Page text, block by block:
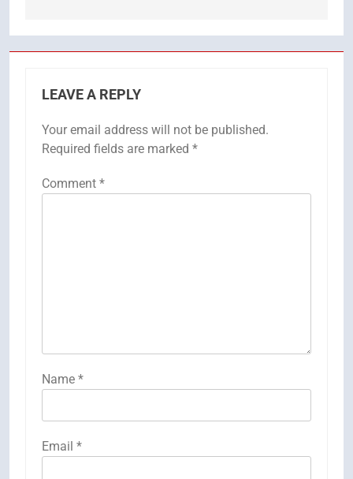
LEAVE A REPLY
Your email address will not be published.
Required fields are marked *
Comment *
Name *
Email *